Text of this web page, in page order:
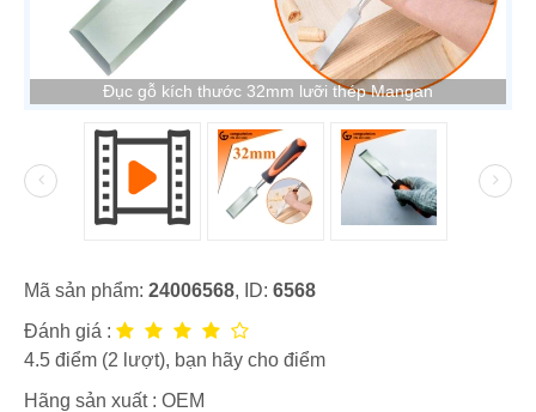
Đục gỗ kích thước 32mm lưỡi thép Mangan
Mã sản phẩm: 24006568, ID: 6568
Đánh giá :
4.5 điểm (2 lượt), bạn hãy cho điểm
Hãng sản xuất : OEM